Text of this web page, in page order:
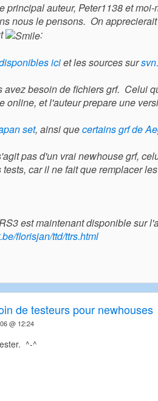
principal auteur, Peter1138 et
nous le pensons. On
:
iciet les sources sur
avez besoin de fichiers grf. Celui
online, et l'auteur prepare une
set, ainsi quecertains grf de
pas d'un vrai newhouse grf,
car il ne fait que remplacer
est maintenant disponible sur
florisjan/ttd/ttrs.html
de testeurs pour newhouses
@ 12:24
^-^